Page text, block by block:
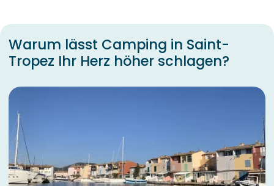
Warum lässt Camping in Saint-
Tropez Ihr Herz höher schlagen?